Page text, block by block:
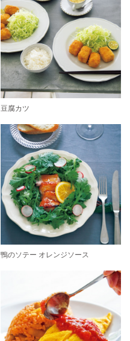
豆腐カツ
鴨のソテー オレンジソース